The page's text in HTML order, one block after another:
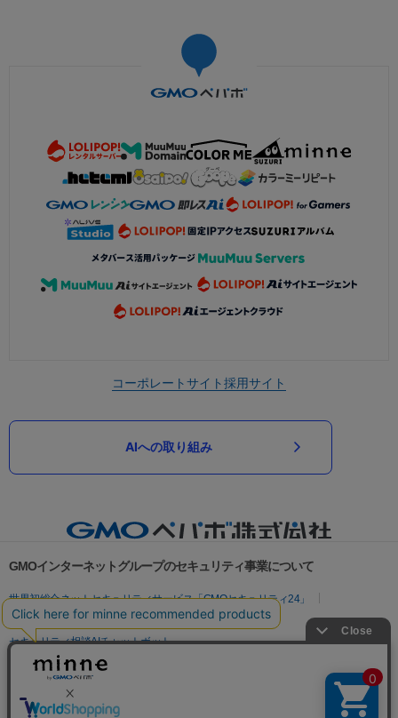
コーポレートサイト採用サイト
AIへの取り組み
GMOインターネットグループのセキュリティ事業について
世界初総合ネットセキュリティサービス「GMOセキュリティ24」
パスワード漏洩診断
Webサイトリスク診断
セキュリティ相談AIチャットボット
実在証明・盗聴対策
サイバー攻撃対策（GMO Flatt Security）